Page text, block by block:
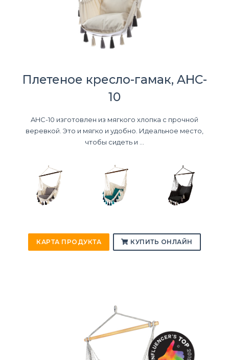
Плетеное кресло-гамак, AHC-
10
AHC-10 изготовлен из мягкого хлопка с прочной
веревкой. Это и мягко и удобно. Идеальное место,
чтобы сидеть и ...
КАРТА ПРОДУКТА КУПИТЬ ОНЛАЙН